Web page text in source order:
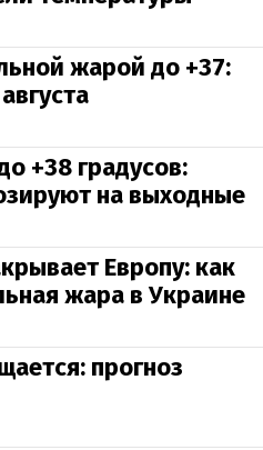
жарой до +37:
+38 градусов:
на выходные
Европу: как
жара в Украине
прогноз